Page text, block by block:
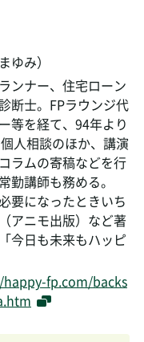
ゆみ）
ンナー、住宅ローン
断士。FPラウンジ代
等を経て、94年より
人相談のほか、講演
ラムの寄稿などを行
勤講師も務める。
要になったときいち
アニモ出版）など著
今日も未来もハッピ
fp.com/backs